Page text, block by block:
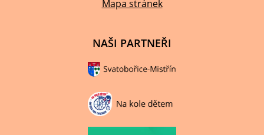
Mapa stránek
NAŠI PARTNEŘI